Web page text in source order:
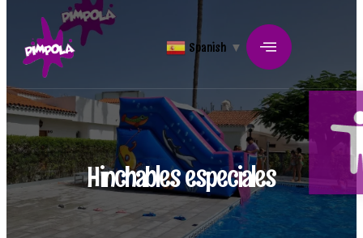
Abrir
Spanish ▼
Hinchables especiales